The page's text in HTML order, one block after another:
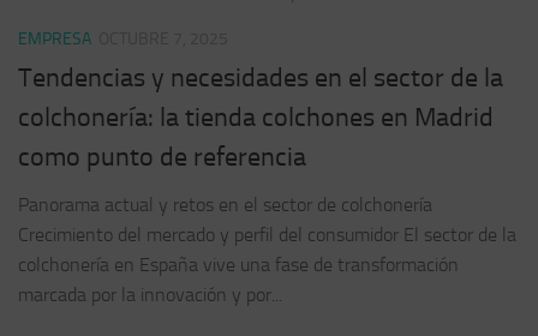
EMPRESA
Tendencias y necesidades en el sector de la
colchonería: la tienda colchones en Madrid
como punto de referencia
Panorama actual y retos en el sector de colchonería
Crecimiento del mercado y perfil del consumidor El sector de la
colchonería en España vive una fase de transformación
marcada por la innovación y por...